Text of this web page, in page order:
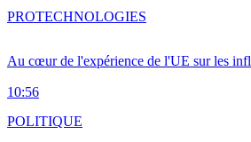
Au cœur de l'expérience de l'UE sur les
10:56
PROTECHNOLOGIES
POLITIQUE